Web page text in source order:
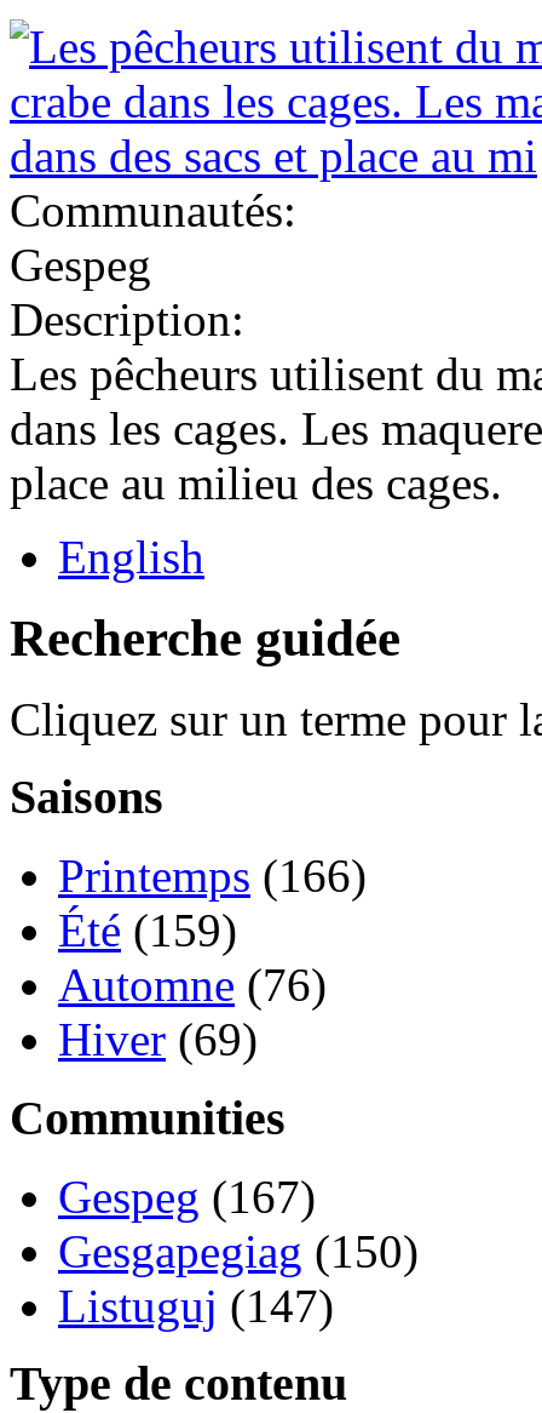
Communautés:
Gespeg
Description:
Les pêcheurs utilisent du
dans les cages. Les
place au milieu des cages.
English
Recherche guidée
Cliquez sur un terme pour
Saisons
Printemps (166)
Été (159)
Automne (76)
Hiver (69)
Communities
Gespeg (167)
Gesgapegiag (150)
Listuguj (147)
Type de contenu